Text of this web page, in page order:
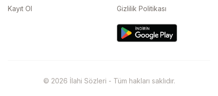
Kayıt Ol
Gizlilik Politikası
© 2026 İlahi Sözleri - Tüm hakları saklıdır.